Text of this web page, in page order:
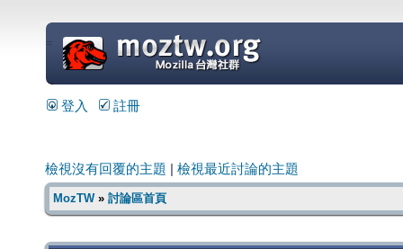
=
登入 註冊
檢視沒有回覆的主題 檢視最近討論的主題
MozTW» 討論區首頁